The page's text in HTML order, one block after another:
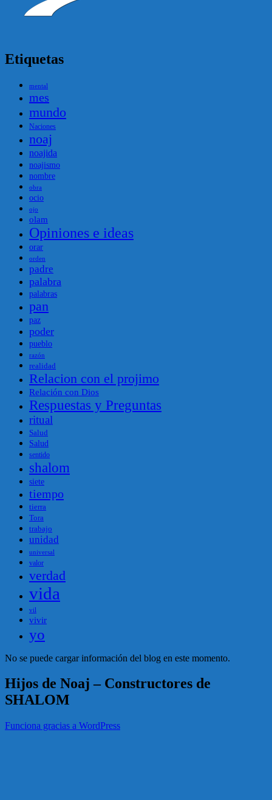
Etiquetas
mental
mes
mundo
Naciones
noaj
noajida
noajismo
nombre
obra
ocio
ojo
olam
Opiniones e ideas
orar
orden
padre
palabra
palabras
pan
paz
poder
pueblo
razón
realidad
Relacion con el projimo
Relación con Dios
Respuestas y Preguntas
ritual
Salud
Salud
sentido
shalom
siete
tiempo
tierra
Tora
trabajo
unidad
universal
valor
verdad
vida
vil
vivir
yo
No se puede cargar información del blog en este momento.
Hijos de Noaj – Constructores de
SHALOM
Funciona gracias a WordPress